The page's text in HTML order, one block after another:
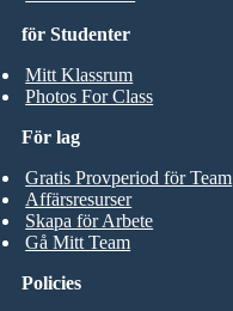
för Studenter
Mitt Klassrum
Photos For Class
För lag
Gratis Provperiod för Team
Affärsresurser
Skapa för Arbete
Gå Mitt Team
Policies